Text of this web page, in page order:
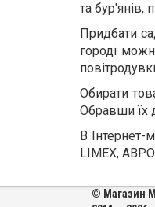
та бур'янів,
Придбати
городі
Обирати
Обравши їх
В Інтернет-
LIMEX,
© Магазин